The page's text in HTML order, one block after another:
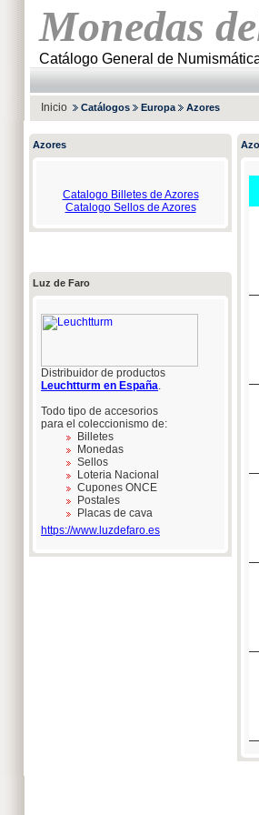
Monedas
Catálogo General de
Inicio Catálogos Europa Azores
Azores
Catalogo Billetes de Azores
Catalogo Sellos de Azores
Luz de Faro
Distribuidor de productos
Leuchtturm en España.
Todo tipo de accesorios
para el coleccionismo de:
Billetes
Monedas
Sellos
Loteria Nacional
Cupones ONCE
Postales
Placas de cava
https://www.luzdefaro.es